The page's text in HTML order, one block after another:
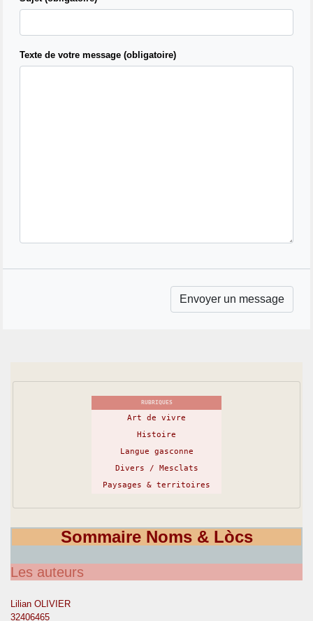
Texte de votre message (obligatoire)
RUBRIQUES
Art de vivre
Histoire
Langue gasconne
Divers / Mesclats
Paysages & territoires
Sommaire Noms & Lòcs
Les auteurs
Lilian OLIVIER
32406465